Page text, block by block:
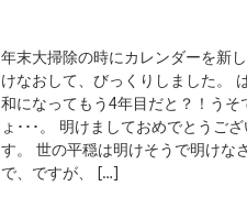
年末大掃除の時にカレンダーを新
けなおして、びっくりしました。
和になってもう4年目だと？！うそ
ょ･･･。 明けましておめでとうござ
す。 世の平穏は明けそうで明けな
で、ですが、 […]